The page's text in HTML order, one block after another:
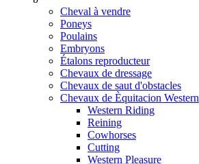
Cheval à vendre
Poneys
Poulains
Embryons
Étalons reproducteur
Chevaux de dressage
Chevaux de saut d'obstacles
Chevaux de Èquitacion Western
Western Riding
Reining
Cowhorses
Cutting
Western Pleasure